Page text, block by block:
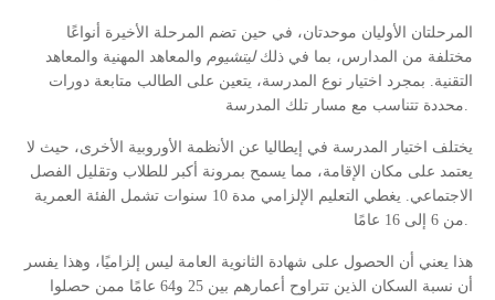
المرحلتان الأوليان موحدتان، في حين تضم المرحلة الأخيرة أنواعًا
مختلفة من المدارس، بما في ذلكليتشيوم والمعاهد المهنية والمعاهد
التقنية. بمجرد اختيار نوع المدرسة، يتعين على الطالب متابعة دورات
محددة تتناسب مع مسار تلك المدرسة
يختلف اختيار المدرسة في إيطاليا عن الأنظمة الأوروبية الأخرى، حيث لا
يعتمد على مكان الإقامة، مما يسمح بمرونة أكبر للطلاب وتقليل الفصل
الاجتماعي. يغطي التعليم الإلزامي مدة 10 سنوات تشمل الفئة العمرية
من 6 إلى 16 عامًا
هذا يعني أن الحصول على شهادة الثانوية العامة ليس إلزاميًا، وهذا يفسر
أن نسبة السكان الذين تتراوح أعمارهم بين 25 و64 عامًا ممن حصلوا